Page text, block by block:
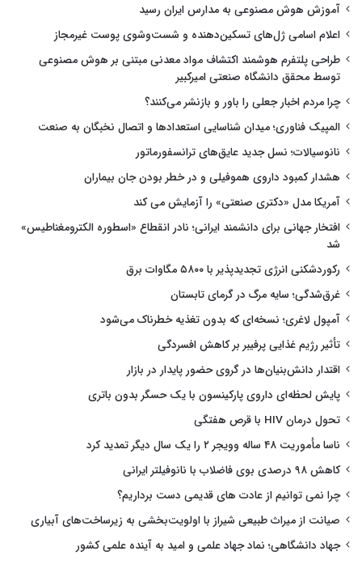
آموزش هوش مصنوعی به مدارس ایران رسید
اعلام اسامی ژل‌های تسکین‌دهنده و شست‌وشوی پوست غیرمجاز
طراحی پلتفرم هوشمند اکتشاف مواد معدنی مبتنی بر هوش مصنوعی
توسط محقق دانشگاه صنعتی امیرکبیر
چرا مردم اخبار جعلی را باور و بازنشر می‌کنند؟
المپیک فناوری؛ میدان شناسایی استعدادها و اتصال نخبگان به صنعت
نانوسیالات؛ نسل جدید عایق‌های ترانسفورماتور
هشدار کمبود داروی هموفیلی و در خطر بودن جان بیماران
آمریکا مدل «دکتری صنعتی» را آزمایش می کند
افتخار جهانی برای دانشمند ایرانی؛ نادر انقطاع «اسطوره الکترومغناطیس»
شد
رکوردشکنی انرژی تجدیدپذیر با ۵۸۰۰ مگاوات برق
غرق‌شدگی؛ سایه مرگ در گرمای تابستان
آمپول لاغری؛ نسخه‌ای که بدون تغذیه خطرناک می‌شود
تأثیر رژیم غذایی پرفیبر بر کاهش افسردگی
اقتدار دانش‌بنیان‌ها در گروی حضور پایدار در بازار
پایش لحظه‌ای داروی پارکینسون با یک حسگر بدون باتری
تحول درمان HIV با قرص هفتگی
ناسا مأموریت ۴۸ ساله وویجر ۲ را یک سال دیگر تمدید کرد
کاهش ۹۸ درصدی بوی فاضلاب با نانوفیلتر ایرانی
چرا نمی توانیم از عادت های قدیمی دست برداریم؟
صیانت از میراث طبیعی شیراز با اولویت‌بخشی به زیرساخت‌های آبیاری
جهاد دانشگاهی؛ نماد جهاد علمی و امید به آینده علمی کشور